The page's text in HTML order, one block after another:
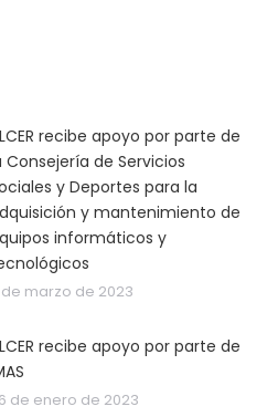
recibe apoyo por parte de
Consejería de Servicios
y Deportes para la
y mantenimiento de
informáticos y
marzo de 2023
recibe apoyo por parte de
de enero de 2023